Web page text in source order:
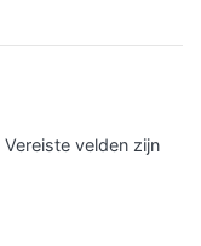
Vereiste velden zijn